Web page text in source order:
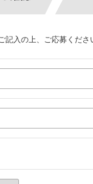
記入の上、ご応募くださ